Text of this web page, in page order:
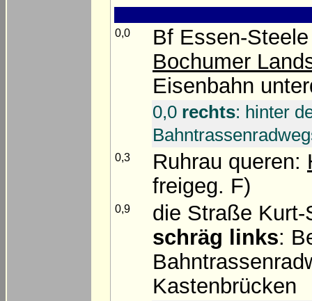
0,0
Bf Essen-
Bochumer
Eisenbahn
0,0 rechts: hinter
0,3 Ruhrau queren:
freigeg. F)
0,9
die Straße
schräg links:
Kastenbrücken